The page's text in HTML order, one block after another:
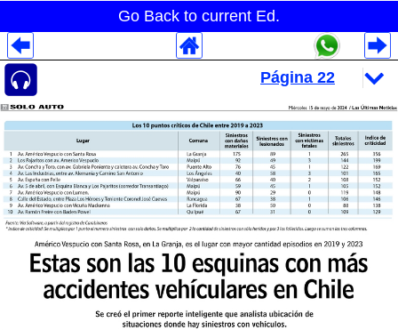
Go Back to current Ed.
Despliegues Analytics
Despliegues Totales
Despliegues por Rubros